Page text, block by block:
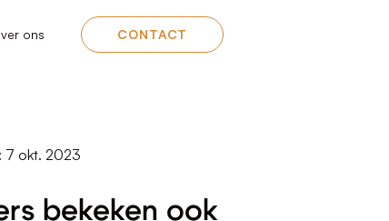
ons CONTACT
7 okt. 2023
bekeken ook